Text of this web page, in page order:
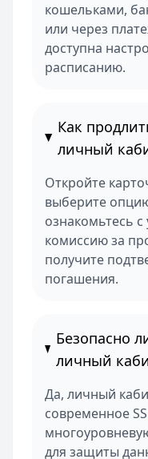
кошельками,
или через
доступна
расписанию.
Как
личный
Откройте
выберите
ознакомьтесь
комиссию за
получите
погашения.
Безопасно
личный
Да, личный
современное
для защиты